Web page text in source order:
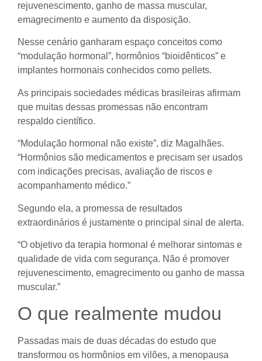
rejuvenescimento, ganho de massa muscular,
emagrecimento e aumento da disposição.
Nesse cenário ganharam espaço conceitos como
“modulação hormonal”, hormônios “bioidênticos” e
implantes hormonais conhecidos como pellets.
As principais sociedades médicas brasileiras afirmam
que muitas dessas promessas não encontram
respaldo científico.
“Modulação hormonal não existe”, diz Magalhães.
“Hormônios são medicamentos e precisam ser usados
com indicações precisas, avaliação de riscos e
acompanhamento médico.”
Segundo ela, a promessa de resultados
extraordinários é justamente o principal sinal de alerta.
“O objetivo da terapia hormonal é melhorar sintomas e
qualidade de vida com segurança. Não é promover
rejuvenescimento, emagrecimento ou ganho de massa
muscular.”
O que realmente mudou
Passadas mais de duas décadas do estudo que
transformou os hormônios em vilões, a menopausa